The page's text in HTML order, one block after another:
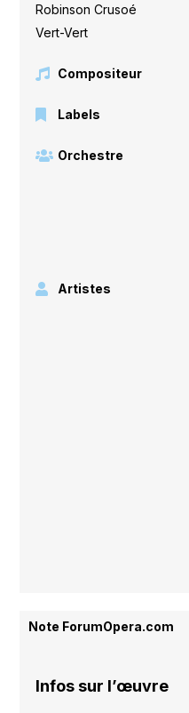
Robinson Crusoé
Vert-Vert
Compositeur
Labels
Orchestre
Artistes
Note ForumOpera.com
Infos sur l’œuvre